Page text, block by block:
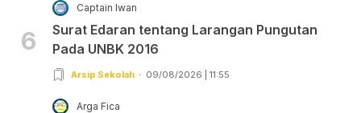
6
Captain Iwan
Surat Edaran tentang Larangan Pungutan
Pada UNBK 2016
Arsip Sekolah 09/08/2026 | 11:55
Arga Fica